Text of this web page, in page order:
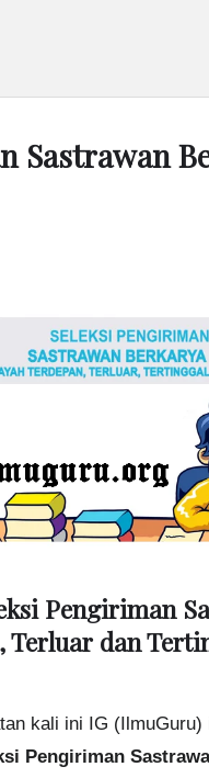
Sastrawan
Pengiriman
Terluar dan
kali ini IG
Pengiriman